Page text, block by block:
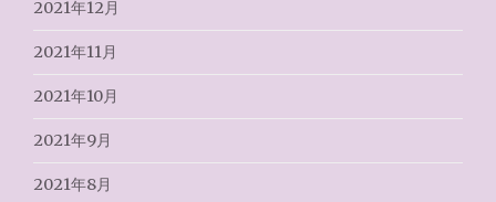
2021年12月
2021年11月
2021年10月
2021年9月
2021年8月